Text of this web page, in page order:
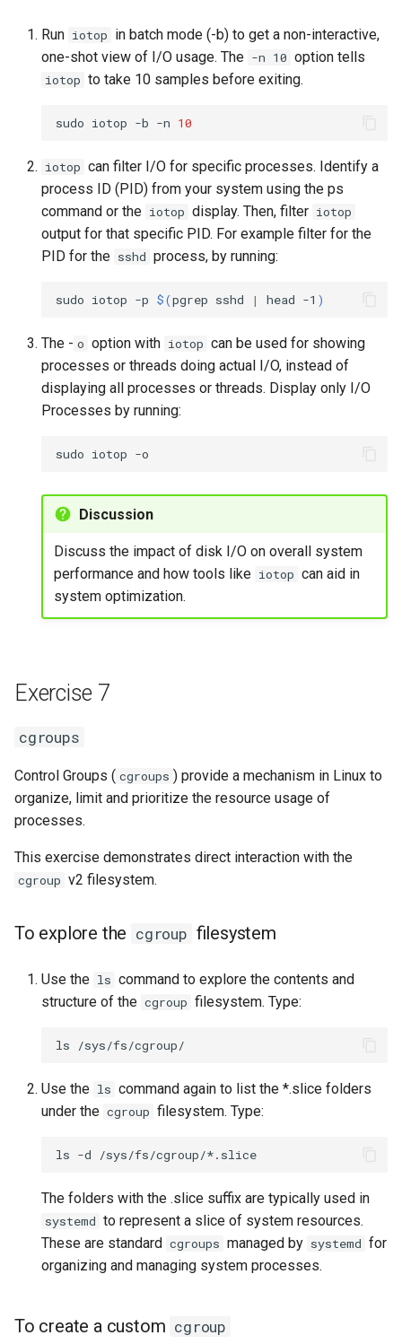
Run iotop in batch mode (-b) to get a non-interactive,
one-shot view of I/O usage. The -n 10 option tells
iotop to take 10 samples before exiting.
sudo iotop -b -n 10
iotop can filter I/O for specific processes. Identify a
process ID (PID) from your system using the ps
command or the iotop display. Then, filter iotop
output for that specific PID. For example filter for the
PID for the sshd process, by running:
sudo iotop -p $(pgrep sshd | head -1 )
The - o option with iotop can be used for showing
processes or threads doing actual I/O, instead of
displaying all processes or threads. Display only I/O
Processes by running:
sudo iotop
Discussion
Discuss the impact of disk I/O on overall system
performance and how tools like iotop can aid in
system optimization.
Exercise 7
cgroups
Control Groups ( cgroups ) provide a mechanism in Linux to
organize, limit and prioritize the resource usage of
processes.
This exercise demonstrates direct interaction with the
cgroup v2 filesystem.
To explore the cgroup filesystem
Use the ls command to explore the contents and
structure of the cgroup filesystem. Type:
ls
Use the ls command again to list the *.slice folders
under the cgroup filesystem. Type:
ls -d
The folders with the .slice suffix are typically used in
systemd to represent a slice of system resources.
These are standard cgroups managed by systemd for
organizing and managing system processes.
To create a custom cgroup